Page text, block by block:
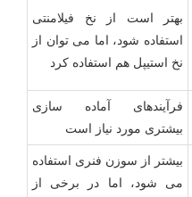
بهتر است از نخ فیلامنتی
استفاده شود، اما می توان از
نخ استیپل هم استفاده کرد
فرآیندهای آماده سازی
بیشتری مورد نیاز است
بیشتر از سوزن فنری استفاده
می شود، اما در برخی از